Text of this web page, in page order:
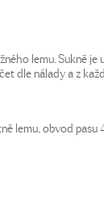
lemu. Sukně je
dle nálady a z
lemu, obvod pasu